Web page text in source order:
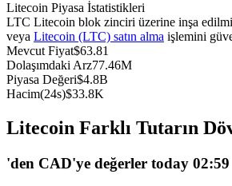
USDC Vadeli İşlemleri
Litecoin Piyasa İstatistikleri
LTC Litecoin blok zinciri üzerine inşa
veya Litecoin (LTC) satın alma işlemini
Mevcut Fiyat$63.81
Dolaşımdaki Arz77.46M
Piyasa Değeri$4.8B
Hacim(24s)$33.8K
Litecoin Farklı Tutarın
'den CAD'ye değerler today 02:59